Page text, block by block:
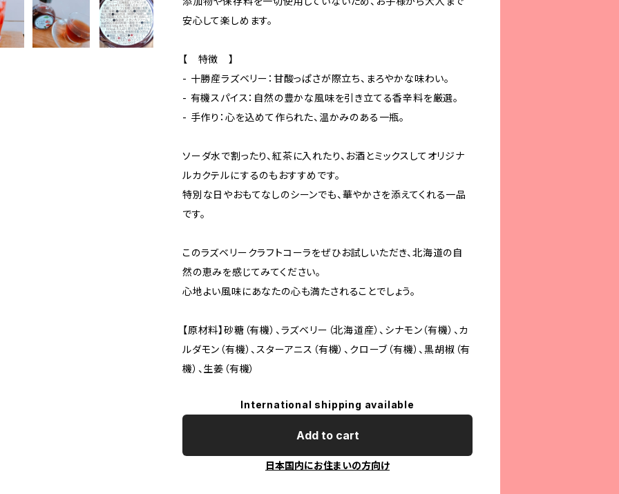
安心して楽しめます。
【 特徴 】
- 十勝産ラズベリー：甘酸っぱさが際立ち、まろやかな味わい。
- 有機スパイス：自然の豊かな風味を引き立てる香辛料を厳選。
- 手作り：心を込めて作られた、温かみのある一瓶。
ソーダ水で割ったり、紅茶に入れたり、お酒とミックスしてオリジナ
ルカクテルにするのもおすすめです。
特別な日やおもてなしのシーンでも、華やかさを添えてくれる一品
です。
このラズベリークラフトコーラをぜひお試しいただき、北海道の自
然の恵みを感じてみてください。
心地よい風味にあなたの心も満たされることでしょう。
【原材料】砂糖（有機）、ラズベリー（北海道産）、シナモン（有機）、カ
ルダモン（有機）、スターアニス（有機）、クローブ（有機）、黒胡椒（有
機）、生姜（有機）
International shipping available
Add to cart
日本国内にお住まいの方向け